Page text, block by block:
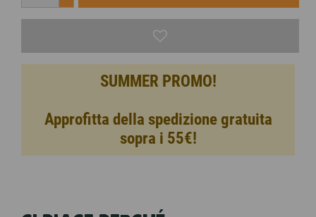
SUMMER PROMO!
Approfitta della spedizione gratuita
sopra i 55€!